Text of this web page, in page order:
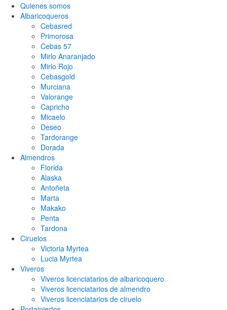
Quienes somos
Albaricoqueros
Cebasred
Primorosa
Cebas 57
Mirlo Anaranjado
Mirlo Rojo
Cebasgold
Murciana
Valorange
Capricho
Micaelo
Deseo
Tardorange
Dorada
Almendros
Florida
Alaska
Antoñeta
Marta
Makako
Penta
Tardona
Ciruelos
Victoria Myrtea
Lucia Myrtea
Viveros
Viveros licenciatarios de albaricoquero​
Viveros licenciatarios de almendro​
Viveros licenciatarios de ciruelo